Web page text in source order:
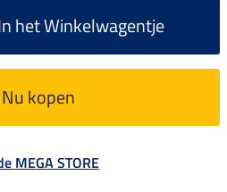
het Winkelwagentje
Nu kopen
MEGA STORE